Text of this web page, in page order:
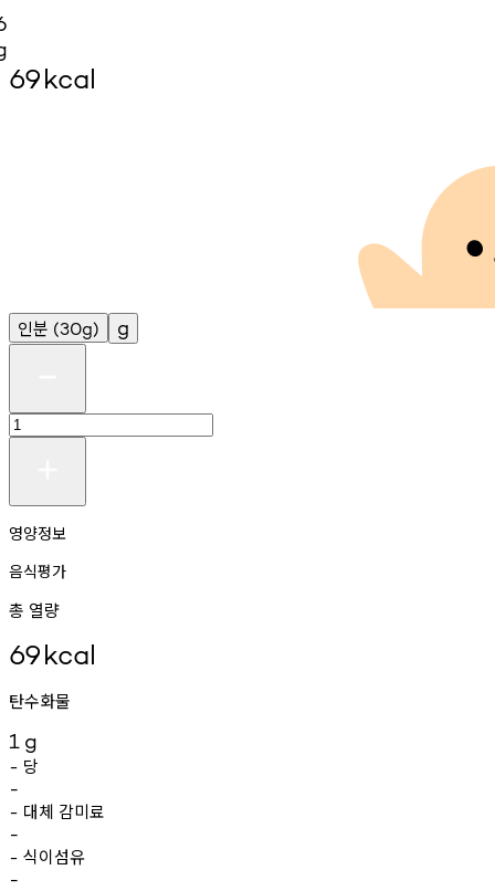
69kcal
인분 (30g) g
영양정보
음식평가
총 열량
69kcal
탄수화물
1 g
- 당
-
- 대체 감미료
-
- 식이섬유
-